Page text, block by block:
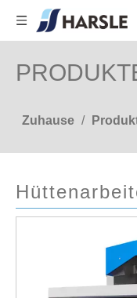
Zuhause /